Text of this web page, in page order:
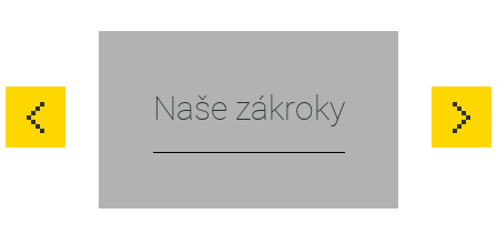
Naše zákroky